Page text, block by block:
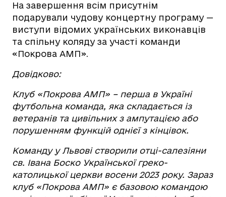
На завершення всім присутнім
подарували чудову концертну програму —
виступи відомих українських виконавців
та спільну коляду за участі команди
«Покрова АМП».
Довідково:
Клуб «Покрова АМП» – перша в Україні
футбольна команда, яка складається із
ветеранів та цивільних з ампутацією або
порушенням функцій однієї з кінцівок.
Команду у Львові створили отці-салезіяни
св. Івана Боско Української греко-
католицької церкви восени 2023 року. Зараз
клуб «Покрова АМП» є базовою командою